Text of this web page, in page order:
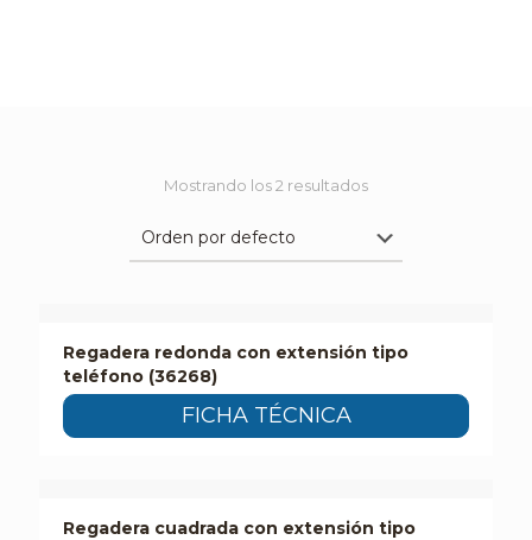
Mostrando los 2 resultados
Regadera redonda con extensión tipo
teléfono (36268)
FICHA TÉCNICA
Regadera cuadrada con extensión tipo